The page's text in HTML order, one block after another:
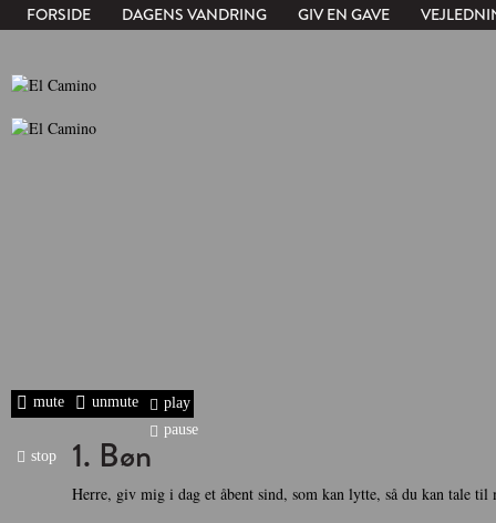
FORSIDE DAGENS VANDRING GIV EN GAVE
mute unmute
play
pause
stop
1. Bøn
Herre, giv mig i dag et åbent sind, som kan lytte, så du kan tale til